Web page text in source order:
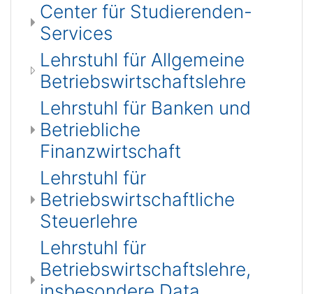
Center für Studierenden-
Services
Lehrstuhl für Allgemeine
Betriebswirtschaftslehre
Lehrstuhl für Banken und
Betriebliche
Finanzwirtschaft
Lehrstuhl für
Betriebswirtschaftliche
Steuerlehre
Lehrstuhl für
Betriebswirtschaftslehre,